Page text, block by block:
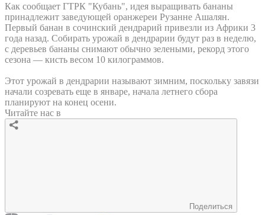
Как сообщает ГТРК "Кубань", идея выращивать бананы
принадлежит заведующей оранжереи Рузанне Ашалян.
Первый банан в сочинский дендрарий привезли из Африки 3
года назад. Собирать урожай в дендрарии будут раз в неделю,
с деревьев бананы снимают обычно зелеными, рекорд этого
сезона — кисть весом 10 килограммов.
Этот урожай в дендрарии называют зимним, поскольку завязи
начали созревать еще в январе, начала летнего сбора
планируют на конец осени.
Читайте нас в
Поделиться